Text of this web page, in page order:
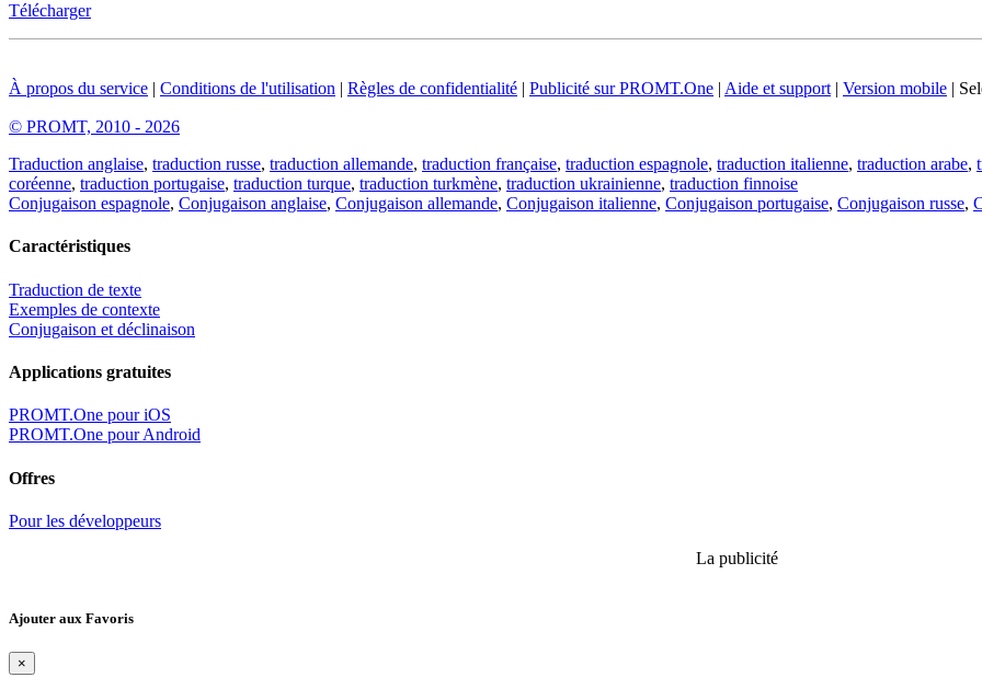
Télécharger
À propos du service | Conditions de l'utilisation | Règles de confidentialité | Publicité sur PROMT.One | Aide et support | Version mobile |
© PROMT, 2010 - 2026
Traduction anglaise, traduction russe, traduction allemande, traduction française, traduction espagnole, traduction italienne, traduction arabe,
coréenne, traduction portugaise, traduction turque, traduction turkmène, traduction ukrainienne, traduction finnoise
Conjugaison espagnole, Conjugaison anglaise, Conjugaison allemande, Conjugaison italienne, Conjugaison portugaise, Conjugaison russe,
Caractéristiques
Traduction de texte
Exemples de contexte
Conjugaison et déclinaison
Applications gratuites
PROMT.One pour iOS
PROMT.One pour Android
Offres
Pour les développeurs
La publicité
Ajouter aux Favoris
×